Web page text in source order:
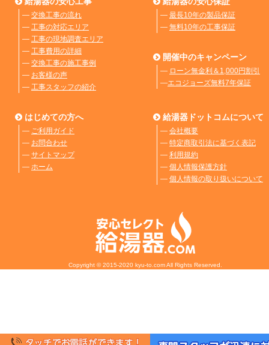
― 交換工事の流れ
― 工事の対応エリア
― 工事の現地調査エリア
― 工事費用の詳細
― 交換工事の施工事例
― お客様の声
― 工事スタッフの紹介
― 最長10年の製品保証
― 無料10年の工事保証
開催中のキャンペーン
― ローン無金利＆1,000円割引
―エコジョーズ無料7年保証
はじめての方へ
― ご利用ガイド
― お問合わせ
― サイトマップ
― ホーム
給湯器ドットコムについて
― 会社概要
― 特定商取引法に基づく表記
― 利用規約
― 個人情報保護方針
― 個人情報の取り扱いについて
Copyright © 2015-2020 kyu-to.com All Rights Reserved.